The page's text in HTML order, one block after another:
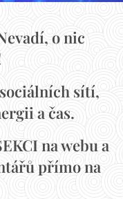
o nic
sítí,
a čas.
na webu a
přímo na